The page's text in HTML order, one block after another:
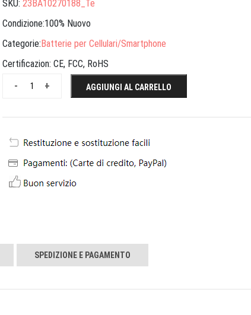
SKU: 23BA10270188_Te
Condizione:100% Nuovo
Categorie:Batterie per Cellulari/Smartphone
Certificazion: CE, FCC, RoHS
+
- AGGIUNGI AL CARRELLO
SPEDIZIONE E PAGAMENTO